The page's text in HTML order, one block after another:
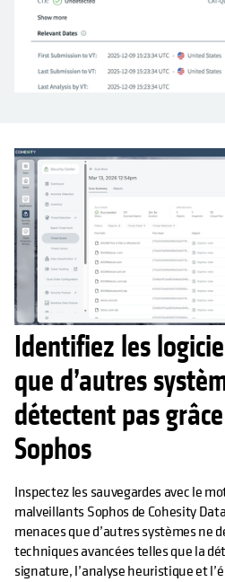
Identifiez les
que d’autres
détectent pas
Sophos
Inspectez les sauvegardes avec le
malveillants Sophos de Cohesity
menaces que d’autres systèmes ne
techniques avancées telles que la
signature, l’analyse heuristique et